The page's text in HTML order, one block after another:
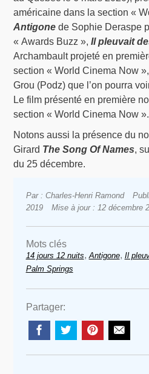
américaine dans la section «
Antigone de Sophie Deraspe
« Awards Buzz »,Il pleuvait
Archambault projeté en
section « World Cinema Now
Grou (Podz) que l’on pourra
Le film présenté en première
section « World Cinema Now ».
Notons aussi la présence du
Girard The Song Of Names,
du 25 décembre.
Par : Charles-Henri Ramond
2019
Mise à jour : 12 décembre
Mots clés
14 jours 12 nuits, Antigone, Il
Palm Springs
Partager: